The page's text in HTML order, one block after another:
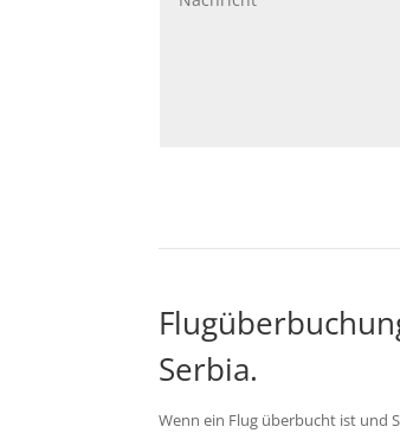
Serbia.
Wenn ein Flug überbucht ist und